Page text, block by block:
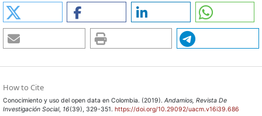
How to Cite
Conocimiento y uso del open data en Colombia. (2019). Andamios, Revista De
Investigación Social, 16(39), 329-351. https://doi.org/10.29092/uacm.v16i39.686